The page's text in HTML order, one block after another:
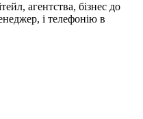
агентства, бізнес до
і телефонію в